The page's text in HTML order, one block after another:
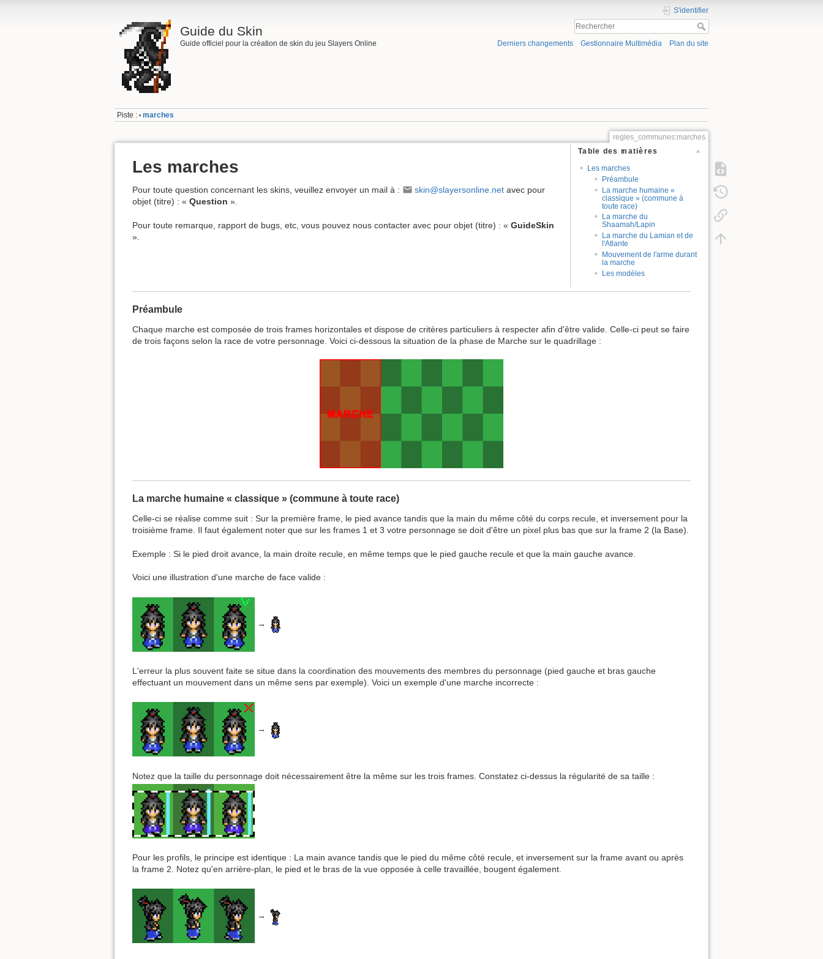
Guide du Skin
Guide officiel pour la création de skin du jeu Slayers Online
S'identifier
Derniers changements Gestionnaire Multimédia Plan du site
Piste : • marches
regles_communes:marches
Table des matières
Les marches
Préambule
La marche humaine «
classique » (commune à
toute race)
La marche du
Shaamah/Lapin
La marche du Lamian et de
l'Atlante
Mouvement de l'arme durant
la marche
Les modèles
Les marches
Pour toute question concernant les skins, veuillez envoyer un mail à : skin@slayersonline.netavec pour
objet (titre) : « Question ».
Pour toute remarque, rapport de bugs, etc, vous pouvez nous contacter avec pour objet (titre) : « GuideSkin
».
Préambule
Chaque marche est composée de trois frames horizontales et dispose de critères particuliers à respecter afin d'être valide. Celle-ci peut se faire
de trois façons selon la race de votre personnage. Voici ci-dessous la situation de la phase de Marche sur le quadrillage :
La marche humaine « classique » (commune à toute race)
Celle-ci se réalise comme suit : Sur la première frame, le pied avance tandis que la main du même côté du corps recule, et inversement pour la
troisième frame. Il faut également noter que sur les frames 1 et 3 votre personnage se doit d'être un pixel plus bas que sur la frame 2 (la Base).
Exemple : Si le pied droit avance, la main droite recule, en même temps que le pied gauche recule et que la main gauche avance.
Voici une illustration d'une marche de face valide :
→
L'erreur la plus souvent faite se situe dans la coordination des mouvements des membres du personnage (pied gauche et bras gauche
effectuant un mouvement dans un même sens par exemple). Voici un exemple d'une marche incorrecte :
→
Notez que la taille du personnage doit nécessairement être la même sur les trois frames. Constatez ci-dessus la régularité de sa taille :
Pour les profils, le principe est identique : La main avance tandis que le pied du même côté recule, et inversement sur la frame avant ou après
la frame 2. Notez qu'en arrière-plan, le pied et le bras de la vue opposée à celle travaillée, bougent également.
→